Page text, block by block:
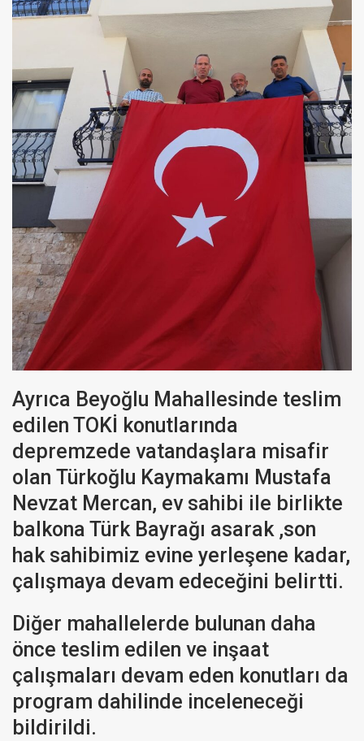
Ayrıca Beyoğlu Mahallesinde teslim
edilen TOKİ konutlarında
depremzede vatandaşlara misafir
olan Türkoğlu Kaymakamı Mustafa
Nevzat Mercan, ev sahibi ile birlikte
balkona Türk Bayrağı asarak ,son
hak sahibimiz evine yerleşene kadar,
çalışmaya devam edeceğini belirtti.
Diğer mahallelerde bulunan daha
önce teslim edilen ve inşaat
çalışmaları devam eden konutları da
program dahilinde inceleneceği
bildirildi.